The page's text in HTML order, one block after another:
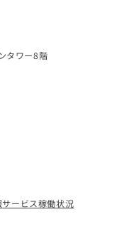
タワー8階
サービス稼働状況